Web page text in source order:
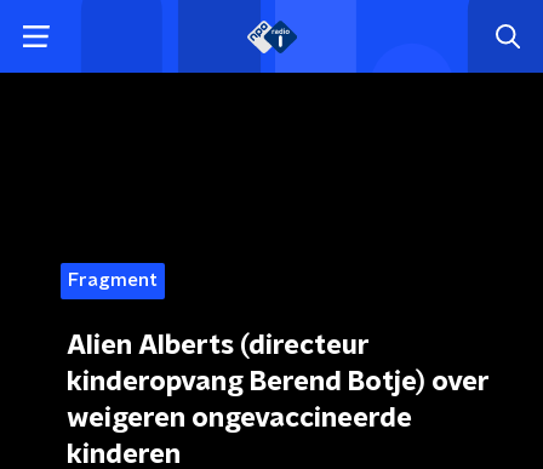
Fragment
Alien Alberts (directeur
kinderopvang Berend Botje) over
weigeren ongevaccineerde
kinderen